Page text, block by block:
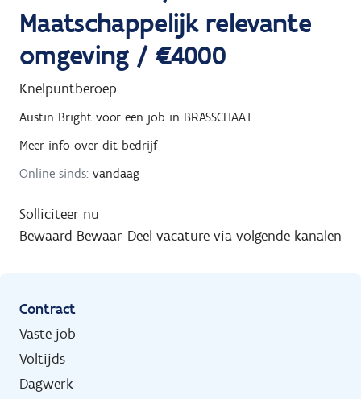
Maatschappelijk relevante
omgeving / €4000
Knelpuntberoep
Austin Bright voor een job in BRASSCHAAT
Meer info over dit bedrijf
Online sinds: vandaag
Solliciteer nu
Bewaard Bewaar Deel vacature via volgende kanalen
Contract
Vaste job
Voltijds
Dagwerk